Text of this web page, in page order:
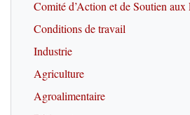
Comité d’Action et de Soutien
Conditions de travail
Industrie
Agriculture
Agroalimentaire